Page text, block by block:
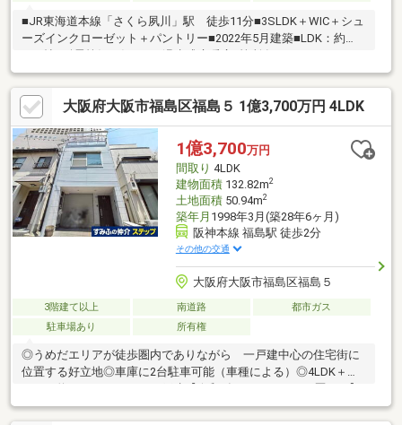
■JR東海道本線「さくら夙川」駅 徒歩11分■3SLDK＋WIC＋シュ
ーズインクローゼット＋パントリー■2022年5月建築■LDK：約
ンターキッチン■トイレ２カ所有り（１F・２F）■中庭スペース有
り■バルコニー２カ所有り■全居室ペアガラス
大阪府大阪市福島区福島５ 1億3,700万円 4LDK
1億3,700万円
間取り 4LDK
建物面積132.82m2
土地面積50.94m2
築年月 1998年3月(築28年6ヶ月)
阪神本線 福島駅 徒歩2分
その他の交通
大阪府大阪市福島区福島５
3階建て以上 南道路
都市ガス
駐車場あり
所有権
◎うめだエリアが徒歩圏内でありながら 一戸建中心の住宅街に
位置する好立地◎車庫に2台駐車可能（車種による）◎4LDK＋ロ
フト（約８．４㎡）ありの戸建【令和1年9月リフォーム歴あり】
≪新調≫キッチン・浴室・洗面化粧台 トイレ・洗面ボウ